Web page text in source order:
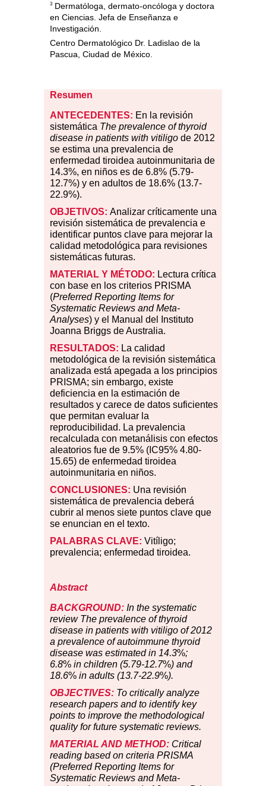
3 Dermatóloga, dermato-oncóloga y doctora
en Ciencias. Jefa de Enseñanza e
Investigación.
Centro Dermatológico Dr. Ladislao de la
Pascua, Ciudad de México.
Resumen
ANTECEDENTES: En la revisión
sistemática The prevalence of thyroid
disease in patients with vitiligo de 2012
se estima una prevalencia de
enfermedad tiroidea autoinmunitaria de
14.3%, en niños es de 6.8% (5.79-
12.7%) y en adultos de 18.6% (13.7-
22.9%).
OBJETIVOS: Analizar críticamente una
revisión sistemática de prevalencia e
identificar puntos clave para mejorar la
calidad metodológica para revisiones
sistemáticas futuras.
MATERIAL Y MÉTODO: Lectura crítica
con base en los criterios PRISMA
(Preferred Reporting Items for
Systematic Reviews and Meta-
Analyses) y el Manual del Instituto
Joanna Briggs de Australia.
RESULTADOS: La calidad
metodológica de la revisión sistemática
analizada está apegada a los principios
PRISMA; sin embargo, existe
deficiencia en la estimación de
resultados y carece de datos suficientes
que permitan evaluar la
reproducibilidad. La prevalencia
recalculada con metanálisis con efectos
aleatorios fue de 9.5% (IC95% 4.80-
15.65) de enfermedad tiroidea
autoinmunitaria en niños.
CONCLUSIONES: Una revisión
sistemática de prevalencia deberá
cubrir al menos siete puntos clave que
se enuncian en el texto.
PALABRAS CLAVE: Vitíligo;
prevalencia; enfermedad tiroidea.
Abstract
BACKGROUND: In the systematic
review The prevalence of thyroid
disease in patients with vitiligo of 2012
a prevalence of autoimmune thyroid
disease was estimated in 14.3%;
6.8% in children (5.79-12.7%) and
18.6% in adults (13.7-22.9%).
OBJECTIVES: To critically analyze
research papers and to identify key
points to improve the methodological
quality for future systematic reviews.
MATERIAL AND METHOD: Critical
reading based on criteria PRISMA
(Preferred Reporting Items for
Systematic Reviews and Meta-